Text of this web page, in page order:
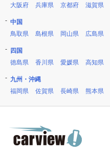
大阪府
兵庫県 京都府 滋賀県
中国
鳥取県
島根県 岡山県 広島県
四国
徳島県
香川県 愛媛県 高知県
九州・沖縄
福岡県
佐賀県 長崎県 熊本県